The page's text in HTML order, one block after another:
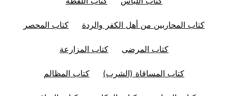
كتاب المحاربين من أهل الكفر والردة كتاب المحصر
كتاب المرضى كتاب المزارعة
كتاب المساقاة (الشرب) كتاب المظالم